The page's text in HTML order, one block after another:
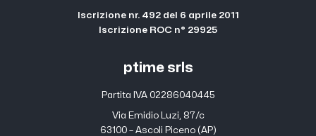
Iscrizione nr. 492 del 6 aprile 2011
Iscrizione ROC n° 29925
ptime srls
Partita IVA 02286040445
Via Emidio Luzi, 87/c
63100 – Ascoli Piceno (AP)